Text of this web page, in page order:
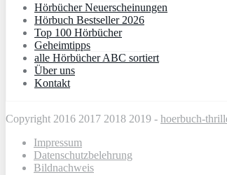
Hörbücher Neuerscheinungen
Hörbuch Bestseller 2026
Top 100 Hörbücher
Geheimtipps
alle Hörbücher ABC sortiert
Über uns
Kontakt
Copyright 2016 2017 2018 2019 - hoerbuch-
Impressum
Datenschutzbelehrung
Bildnachweis